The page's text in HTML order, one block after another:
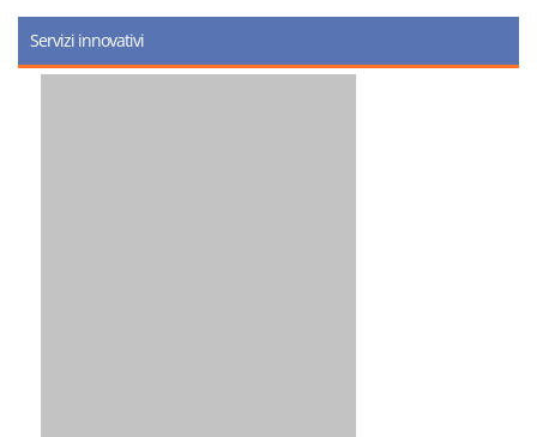
Servizi innovativi